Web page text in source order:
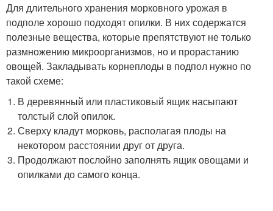
Для длительного хранения морковного урожая в
подполе хорошо подходят опилки. В них содержатся
полезные вещества, которые препятствуют не только
размножению микроорганизмов, но и прорастанию
овощей. Закладывать корнеплоды в подпол нужно по
такой схеме:
В деревянный или пластиковый ящик насыпают
толстый слой опилок.
Сверху кладут морковь, располагая плоды на
некотором расстоянии друг от друга.
Продолжают послойно заполнять ящик овощами и
опилками до самого конца.